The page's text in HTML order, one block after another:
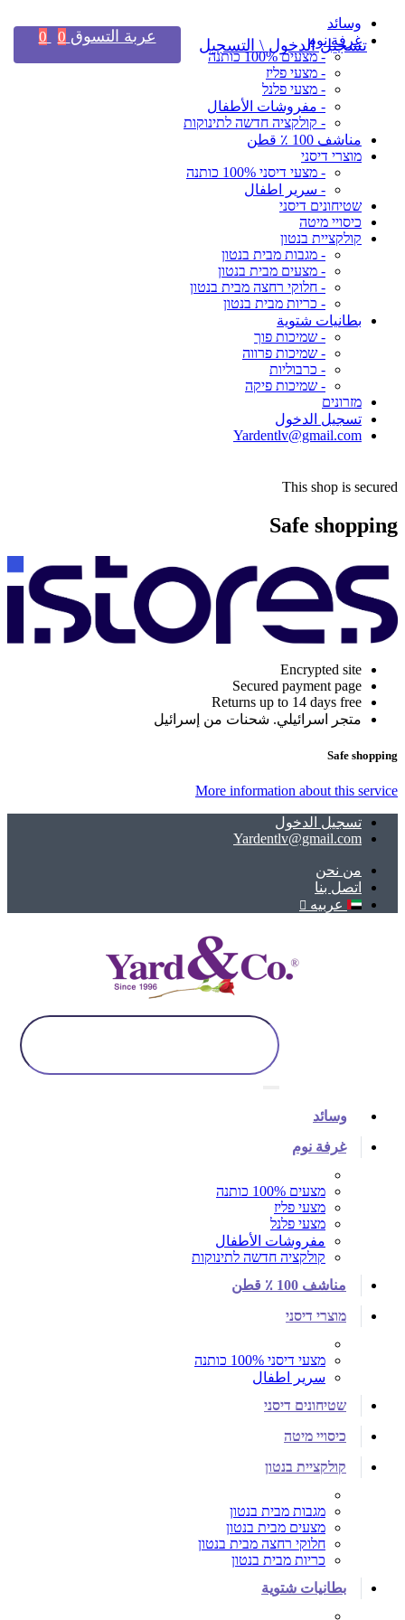
وسائد
غرفة نوم
- מצעים 100% כותנה
- מצעי פליז
- מצעי פלנל
- مفروشات الأطفال
- קולקציה חדשה לתינוקות
مناشف 100 ٪ قطن
מוצרי דיסני
- מצעי דיסני 100% כותנה
- سرير اطفال
שטיחונים דיסני
כיסויי מיטה
קולקציית בנטון
- מגבות מבית בנטון
- מצעים מבית בנטון
- חלוקי רחצה מבית בנטון
- כריות מבית בנטון
بطانيات شتوية
- שמיכות פוך
- שמיכות פרווה
- כרבוליות
- שמיכות פיקה
מזרונים
تسجيل الدخول
Yardentlv@gmail.com
This shop is secured
Safe shopping
Encrypted site
Secured payment page
Returns up to 14 days free
متجر اسرائيلي. شحنات من إسرائيل
Safe shopping
More information about this service
تسجيل الدخول
Yardentlv@gmail.com
ﻣﻦ ﻧﺤﻦ
اتصل بنا
عربيه
تسجيل الدخول \ التسجيل عربة التسوق 0
0
وسائد
غرفة نوم
מצעים 100% כותנה
מצעי פליז
מצעי פלנל
مفروشات الأطفال
קולקציה חדשה לתינוקות
مناشف 100 ٪ قطن
מוצרי דיסני
מצעי דיסני 100% כותנה
سرير اطفال
שטיחונים דיסני
כיסויי מיטה
קולקציית בנטון
מגבות מבית בנטון
מצעים מבית בנטון
חלוקי רחצה מבית בנטון
כריות מבית בנטון
بطانيات شتوية